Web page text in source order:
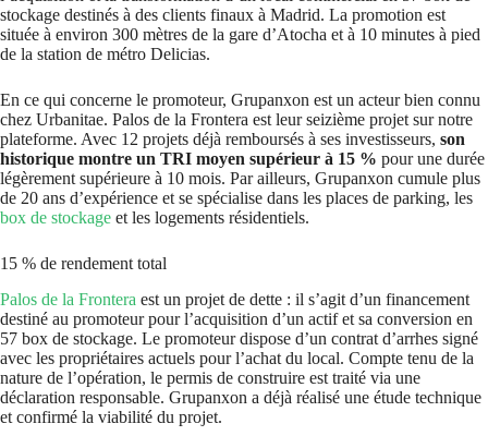
stockage destinés à des clients finaux à Madrid. La promotion est
située à environ 300 mètres de la gare d’Atocha et à 10 minutes à pied
de la station de métro Delicias.
En ce qui concerne le promoteur, Grupanxon est un acteur bien connu
chez Urbanitae. Palos de la Frontera est leur seizième projet sur notre
plateforme. Avec 12 projets déjà remboursés à ses investisseurs, son
historique montre un TRI moyen supérieur à 15 % pour une durée
légèrement supérieure à 10 mois. Par ailleurs, Grupanxon cumule plus
de 20 ans d’expérience et se spécialise dans les places de parking, les
box de stockage et les logements résidentiels.
15 % de rendement total
Palos de la Frontera est un projet de dette : il s’agit d’un financement
destiné au promoteur pour l’acquisition d’un actif et sa conversion en
57 box de stockage. Le promoteur dispose d’un contrat d’arrhes signé
avec les propriétaires actuels pour l’achat du local. Compte tenu de la
nature de l’opération, le permis de construire est traité via une
déclaration responsable. Grupanxon a déjà réalisé une étude technique
et confirmé la viabilité du projet.